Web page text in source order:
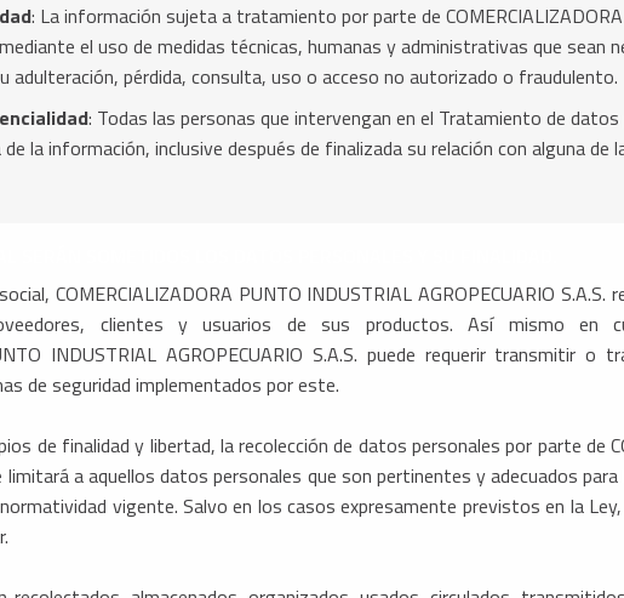
: La información sujeta a tratamiento por parte de
el uso de medidas técnicas, humanas y administrativas que sean
adulteración, pérdida, consulta, uso o acceso no autorizado o fraudulento.
: Todas las personas que intervengan en el Tratamiento de
la información, inclusive después de finalizada su relación con alguna de
COMERCIALIZADORA PUNTO INDUSTRIAL AGROPECUARIO
clientes y usuarios de sus productos. Así mismo en
INDUSTRIAL AGROPECUARIO S.A.S. puede requerir transmitir
de seguridad implementados por este.
de finalidad y libertad, la recolección de datos personales por parte de
limitará a aquellos datos personales que son pertinentes y adecuados
vigente. Salvo en los casos expresamente previstos en la